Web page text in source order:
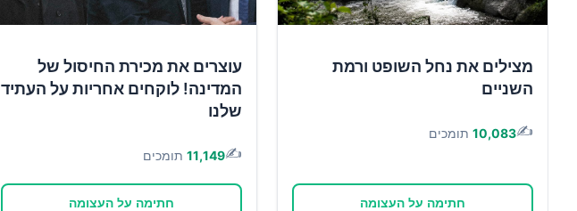
מצילים את נחל השופט ורמת
השניים
✍️
10,083 תומכים
חתימה על העצומה
עוצרים את מכירת החיסול של
המדינה! לוקחים אחריות על העתיד
שלנו
✍️
11,149 תומכים
חתימה על העצומה